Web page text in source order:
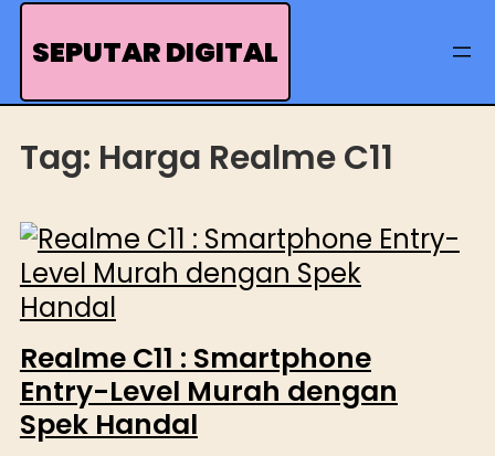
Skip
SEPUTAR DIGITAL
Tag: Harga Realme C11
Realme C11 : Smartphone
Entry-Level Murah dengan
Spek Handal